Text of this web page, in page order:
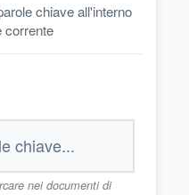
chiave all'interno
corrente
nei documenti di